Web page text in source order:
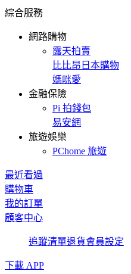
綜合服務
網路購物
露天拍賣
比比昂日本購物
媽咪愛
金融保險
Pi 拍錢包
易安網
旅遊娛樂
PChome 旅遊
最近看過
購物車
我的訂單
顧客中心
追蹤清單退貨會員設定
下載 APP